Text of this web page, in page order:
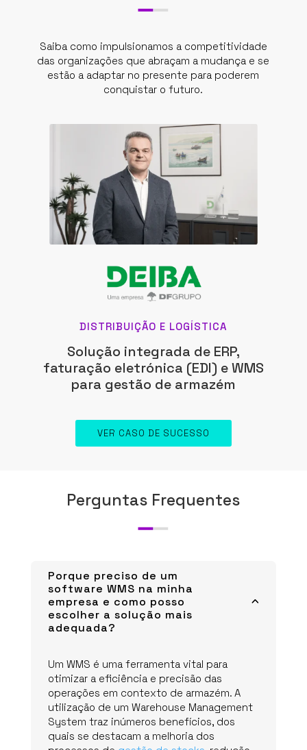
Saiba como impulsionamos a competitividade
das organizações que abraçam a mudança e se
estão a adaptar no presente para poderem
conquistar o futuro.
DISTRIBUIÇÃO E LOGÍSTICA
Solução integrada de ERP,
faturação eletrónica (EDI) e WMS
para gestão de armazém
VER CASO DE SUCESSO
Perguntas Frequentes
Porque preciso de um
software WMS na minha
empresa e como posso
escolher a solução mais
adequada?
3
Um WMS é uma ferramenta vital para
otimizar a eficiência e precisão das
operações em contexto de armazém. A
utilização de um Warehouse Management
System traz inúmeros benefícios, dos
quais se destacam a melhoria dos